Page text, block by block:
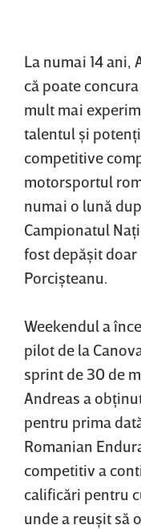
La numai 14 ani,
că poate
mult mai
talentul şi
competitive
motorsportul
numai o lună
Campionatul
fost depăşit doar
Porcişteanu.
Weekendul a
pilot de la
sprint de 30 de
Andreas a
pentru prima
Romanian
competitiv a
calificări pentru
unde a reuşit să